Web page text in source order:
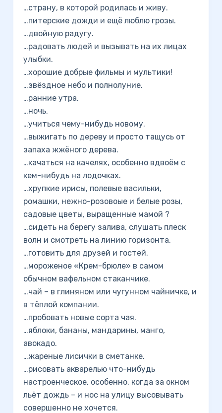
…страну, в которой родилась и живу.
…питерские дожди и ещё люблю грозы.
…двойную радугу.
…радовать людей и вызывать на их лицах
улыбки.
…хорошие добрые фильмы и мультики!
…звёздное небо и полнолуние.
…ранние утра.
…ночь.
…учиться чему-нибудь новому.
…выжигать по дереву и просто тащусь от
запаха жжёного дерева.
…качаться на качелях, особенно вдвоём с
кем-нибудь на лодочках.
…хрупкие ирисы, полевые васильки,
ромашки, нежно-розовоые и белые розы,
садовые цветы, выращенные мамой ?
…сидеть на берегу залива, слушать плеск
волн и смотреть на линию горизонта.
…готовить для друзей и гостей.
…мороженое «Крем-брюле» в самом
обычном вафельном стаканчике.
…чай – в глиняном или чугунном чайничке, и
в тёплой компании.
…пробовать новые сорта чая.
…яблоки, бананы, мандарины, манго,
авокадо.
…жареные лисички в сметанке.
…рисовать акварелью что-нибудь
настроенческое, особенно, когда за окном
льёт дождь – и нос на улицу высовывать
совершенно не хочется.